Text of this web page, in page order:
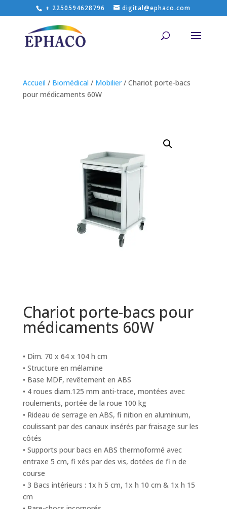
+ 2250594628796 digital@ephaco.com
Accueil / Biomédical / Mobilier/ Chariot porte-bacs
pour médicaments 60W
Chariot porte-bacs pour
médicaments 60W
• Dim. 70 x 64 x 104 h cm
• Structure en mélamine
• Base MDF, revêtement en ABS
• 4 roues diam.125 mm anti-trace, montées avec
roulements, portée de la roue 100 kg
• Rideau de serrage en ABS, fi nition en aluminium,
coulissant par des canaux insérés par fraisage sur les
côtés
• Supports pour bacs en ABS thermoformé avec
entraxe 5 cm, fi xés par des vis, dotées de fi n de
course
• 3 Bacs intérieurs : 1x h 5 cm, 1x h 10 cm & 1x h 15
cm